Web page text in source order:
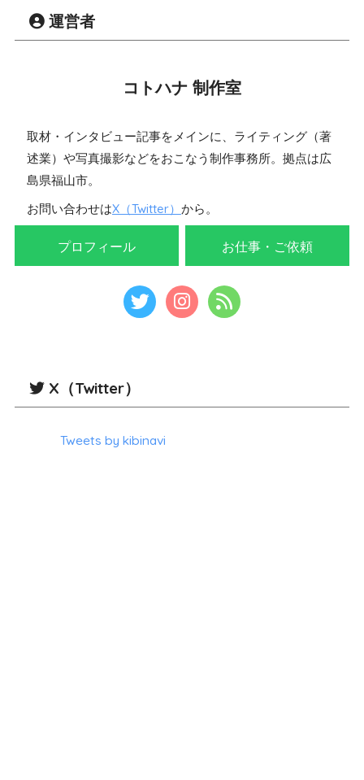
運営者
コトハナ 制作室
取材・インタビュー記事をメインに、ライティング（著
述業）や写真撮影などをおこなう制作事務所。拠点は広
島県福山市。
お問い合わせはX（Twitter） から。
プロフィール お仕事・ご依頼
X（Twitter）
Tweets by kibinavi